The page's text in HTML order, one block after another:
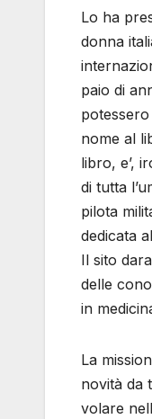
Lo ha
donna
paio di
nome al
libro, e’,
di tutta
pilota
dedicata
Il sito
delle
in
La
novità da
volare